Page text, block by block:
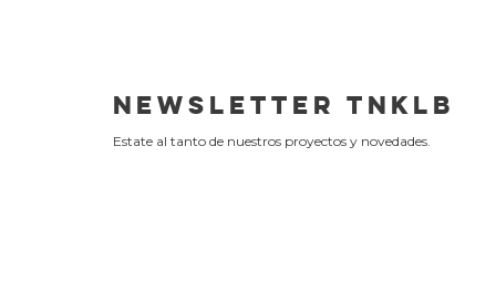
NEWSLETTER TNKLB
Estate al tanto de nuestros proyectos y novedades.